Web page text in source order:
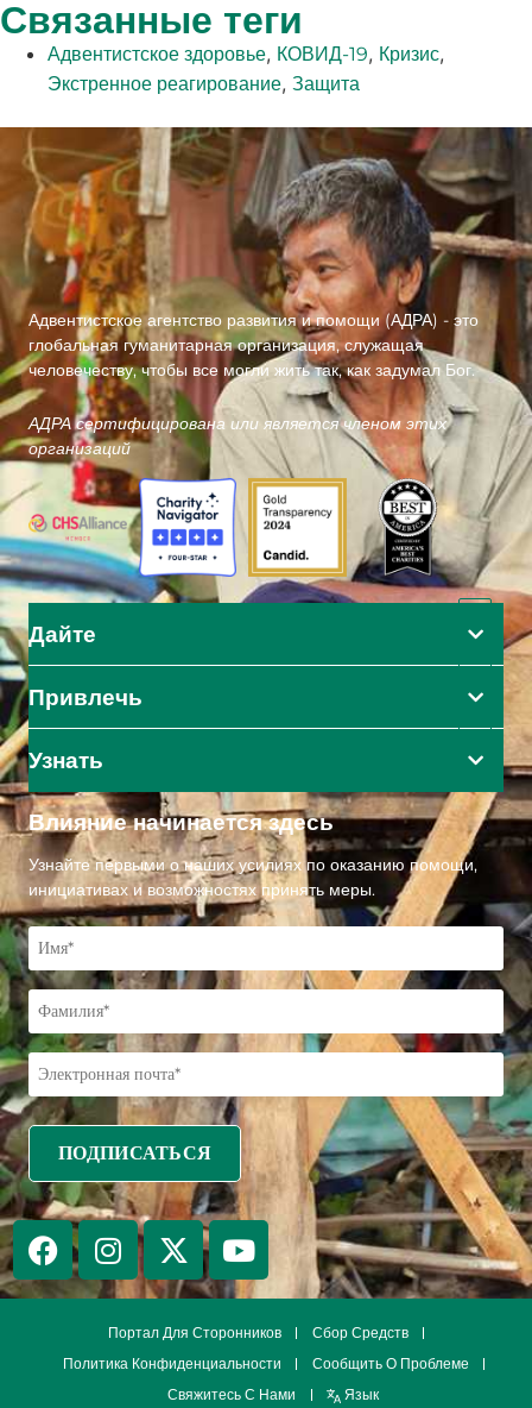
Связанные теги
Адвентистское здоровье, КОВИД-19, Кризис,
Экстренное реагирование, Защита
Адвентистское агентство развития и помощи (АДРА) - это
глобальная гуманитарная организация, служащая
человечеству, чтобы все могли жить так, как задумал Бог.
АДРА сертифицирована или является членом этих
организаций
Дайте
Привлечь
Узнать
Влияние начинается здесь
Узнайте первыми о наших усилиях по оказанию помощи,
инициативах и возможностях принять меры.
Портал Для Сторонников
Сбор Средств
Политика Конфиденциальности
Сообщить О Проблеме
Свяжитесь С Нами
Язык